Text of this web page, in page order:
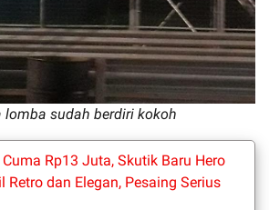
lomba sudah berdiri kokoh
Rp13 Juta, Skutik Baru Hero
Retro dan Elegan, Pesaing Serius